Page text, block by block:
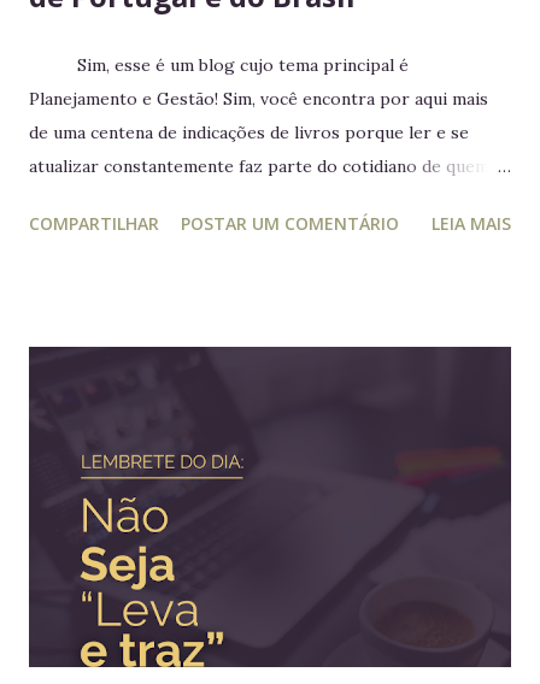
Sim, esse é um blog cujo tema principal é
Planejamento e Gestão! Sim, você encontra por aqui mais
de uma centena de indicações de livros porque ler e se
atualizar constantemente faz parte do cotidiano de quem
planejamento e gestão a leitura e atualização frequente é
territórios alheios, mas nenhum deles tinha ido tão longe a
ponto de cruzar um oceano para viver e reinar do outro
lado do mundo. Embora os europeus dominassem colônias
imensas em diversos continentes, até aquele momento
nenhum rei havia colocado os pés em seus territórios
ultramarinos para uma simples...
COMPARTILHAR POSTAR UM COMENTÁRIO LEIA MAIS